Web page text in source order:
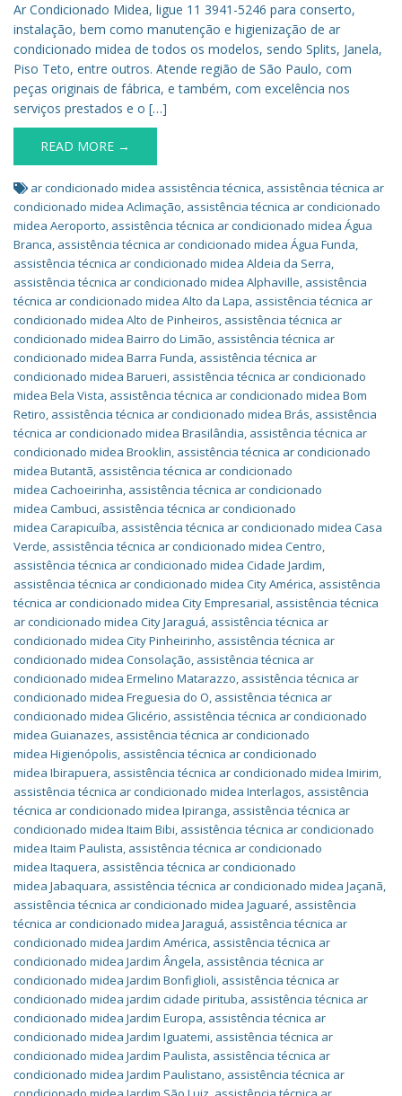
Ar Condicionado Midea, ligue 11 3941-5246 para conserto,
instalação, bem como manutenção e higienização de ar
condicionado midea de todos os modelos, sendo Splits, Janela,
Piso Teto, entre outros. Atende região de São Paulo, com
peças originais de fábrica, e também, com excelência nos
serviços prestados e o […]
READ MORE →
ar condicionado midea assistência técnica, assistência técnica ar
condicionado midea Aclimação, assistência técnica ar condicionado
midea Aeroporto, assistência técnica ar condicionado midea Água
Branca, assistência técnica ar condicionado midea Água Funda,
assistência técnica ar condicionado midea Aldeia da Serra,
assistência técnica ar condicionado midea Alphaville, assistência
técnica ar condicionado midea Alto da Lapa, assistência técnica ar
condicionado midea Alto de Pinheiros, assistência técnica ar
condicionado midea Bairro do Limão, assistência técnica ar
condicionado midea Barra Funda, assistência técnica ar
condicionado midea Barueri, assistência técnica ar condicionado
midea Bela Vista, assistência técnica ar condicionado midea Bom
Retiro, assistência técnica ar condicionado midea Brás, assistência
técnica ar condicionado midea Brasilândia, assistência técnica ar
condicionado midea Brooklin, assistência técnica ar condicionado
midea Butantã, assistência técnica ar condicionado
midea Cachoeirinha, assistência técnica ar condicionado
midea Cambuci, assistência técnica ar condicionado
midea Carapicuíba, assistência técnica ar condicionado midea Casa
Verde, assistência técnica ar condicionado midea Centro,
assistência técnica ar condicionado midea Cidade Jardim,
assistência técnica ar condicionado midea City América, assistência
técnica ar condicionado midea City Empresarial, assistência técnica
ar condicionado midea City Jaraguá, assistência técnica ar
condicionado midea City Pinheirinho, assistência técnica ar
condicionado midea Consolação, assistência técnica ar
condicionado midea Ermelino Matarazzo, assistência técnica ar
condicionado midea Freguesia do O, assistência técnica ar
condicionado midea Glicério, assistência técnica ar condicionado
midea Guianazes, assistência técnica ar condicionado
midea Higienópolis, assistência técnica ar condicionado
midea Ibirapuera, assistência técnica ar condicionado midea Imirim,
assistência técnica ar condicionado midea Interlagos, assistência
técnica ar condicionado midea Ipiranga, assistência técnica ar
condicionado midea Itaim Bibi, assistência técnica ar condicionado
midea Itaim Paulista, assistência técnica ar condicionado
midea Itaquera, assistência técnica ar condicionado
midea Jabaquara, assistência técnica ar condicionado midea Jaçanã,
assistência técnica ar condicionado midea Jaguaré, assistência
técnica ar condicionado midea Jaraguá, assistência técnica ar
condicionado midea Jardim América, assistência técnica ar
condicionado midea Jardim Ângela, assistência técnica ar
condicionado midea Jardim Bonfiglioli, assistência técnica ar
condicionado midea jardim cidade pirituba, assistência técnica ar
condicionado midea Jardim Europa, assistência técnica ar
condicionado midea Jardim Iguatemi, assistência técnica ar
condicionado midea Jardim Paulista, assistência técnica ar
condicionado midea Jardim Paulistano, assistência técnica ar